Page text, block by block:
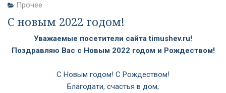
Прочее
С новым 2022 годом!
Уважаемые посетители сайтаtimushev.ru!
Поздравляю Вас с Новым 2022 годом и Рождеством!
С Новым годом! С Рождеством!
Благодати, счастья в дом,